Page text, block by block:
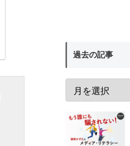
過去の記事